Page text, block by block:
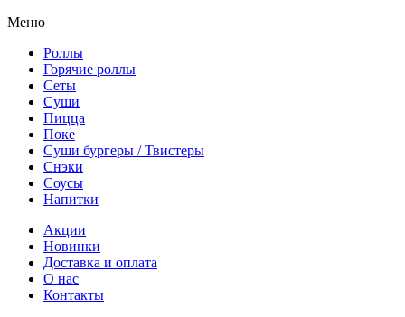
Меню
Роллы
Горячие роллы
Сеты
Суши
Пицца
Поке
Суши бургеры / Твистеры
Снэки
Соусы
Напитки
Акции
Новинки
Доставка и оплата
О нас
Контакты